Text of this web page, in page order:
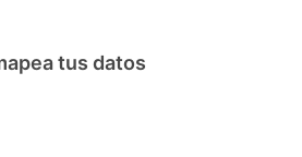
tus datos